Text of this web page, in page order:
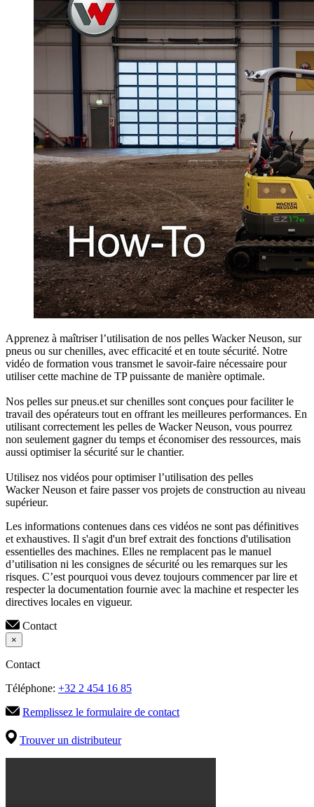
Apprenez à maîtriser l’utilisation de nos pelles Wacker Neuson, sur
pneus ou sur chenilles, avec efficacité et en toute sécurité. Notre
vidéo de formation vous transmet le savoir-faire nécessaire pour
utiliser cette machine de TP puissante de manière optimale.
Nos pelles sur pneus.et sur chenilles sont conçues pour faciliter le
travail des opérateurs tout en offrant les meilleures performances. En
utilisant correctement les pelles de Wacker Neuson, vous pourrez
non seulement gagner du temps et économiser des ressources, mais
aussi optimiser la sécurité sur le chantier.
Utilisez nos vidéos pour optimiser l’utilisation des pelles
Wacker Neuson et faire passer vos projets de construction au niveau
supérieur.
Les informations contenues dans ces vidéos ne sont pas définitives
et exhaustives. Il s'agit d'un bref extrait des fonctions d'utilisation
essentielles des machines. Elles ne remplacent pas le manuel
d’utilisation ni les consignes de sécurité ou les remarques sur les
risques. C’est pourquoi vous devez toujours commencer par lire et
respecter la documentation fournie avec la machine et respecter les
directives locales en vigueur.
Contact
×
Contact
Téléphone: +32 2 454 16 85
Remplissez le formulaire de contact
Trouver un distributeur